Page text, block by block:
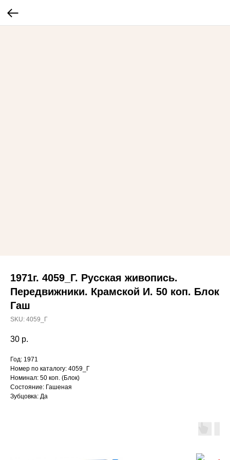
1971г. 4059_Г. Русская живопись.
Передвижники. Крамской И. 50 коп. Блок
Гаш
SKU: 4059_Г
30 р.
Год: 1971
Номер по каталогу: 4059_Г
Номинал: 50 коп. (Блок)
Состояние: Гашеная
Зубцовка: Да